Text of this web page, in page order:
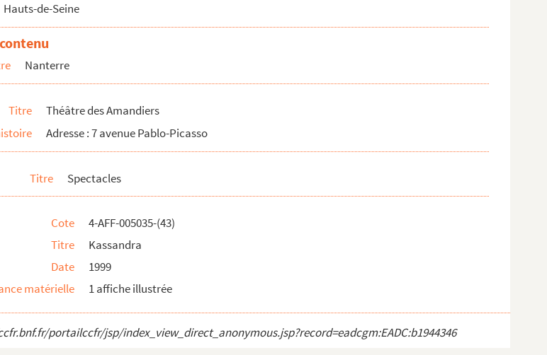
rien
Hauts-de-Seine
Nanterre
Titre
Théâtre des Amandiers
Adresse : 7 avenue Pablo-Picasso
Titre Spectacles
Cote
4-AFF-005035-(43)
Titre
Kassandra
Date
1999
matérielle
1 affiche illustrée
portailccfr/jsp/index_view_direct_anonymous.jsp?record=eadcgm:EADC:b1944346